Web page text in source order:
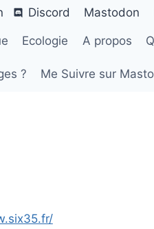
Discord Mastodon
Ecologie A propos
? Me Suivre sur